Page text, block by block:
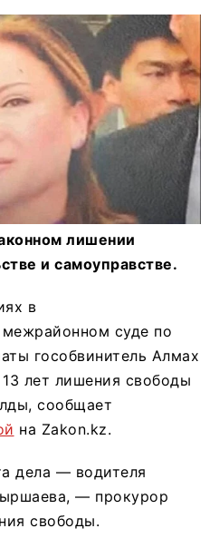
лишении
и самоуправстве.
в
суде по
гособвинитель Алмах
лет лишения свободы
сообщает
на Zakon.kz.
дела — водителя
— прокурор
свободы.